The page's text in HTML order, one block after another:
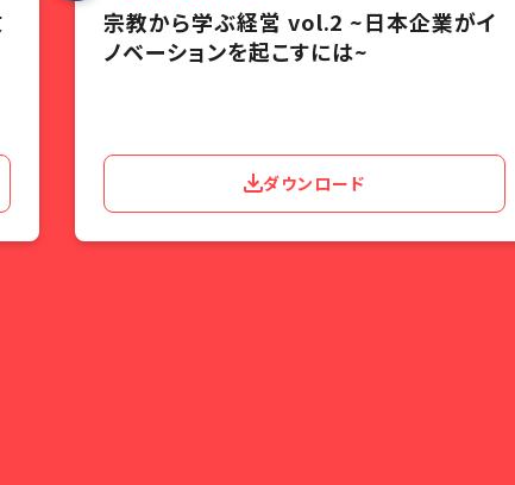
宗教から学ぶ経営 vol.2 ~日本企業がイ
ノベーションを起こすには~
ダウンロード